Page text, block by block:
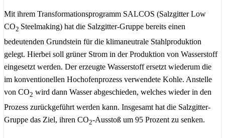
Mit ihrem Transformationsprogramm SALCOS (Salzgitter Low
CO2 Steelmaking) hat die Salzgitter-Gruppe bereits einen
bedeutenden Grundstein für die klimaneutrale Stahlproduktion
gelegt. Hierbei soll grüner Strom in der Produktion von Wasserstoff
eingesetzt werden. Der erzeugte Wasserstoff ersetzt wiederum die
im konventionellen Hochofenprozess verwendete Kohle. Anstelle
von CO2 wird dann Wasser abgeschieden, welches wieder in den
Prozess zurückgeführt werden kann. Insgesamt hat die Salzgitter-
Gruppe das Ziel, ihren CO2-Ausstoß um 95 Prozent zu senken.